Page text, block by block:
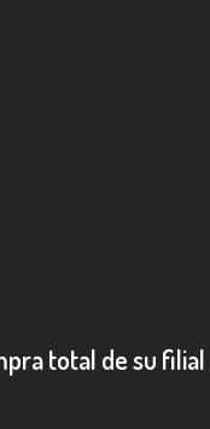
total de su